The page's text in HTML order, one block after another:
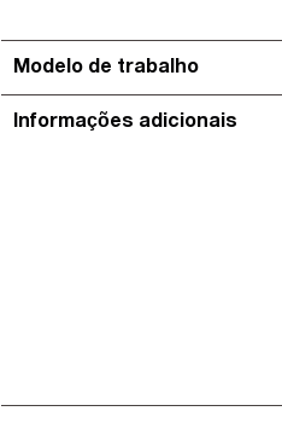
Modelo de trabalho
Informações adicionais